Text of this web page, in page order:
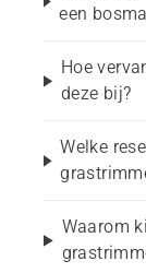
Trimmen
Gras en
een
Hoe
deze bij?
Welke
Waarom